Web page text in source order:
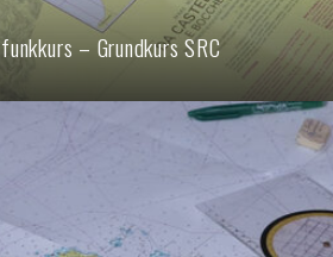
– Grundkurs SRC